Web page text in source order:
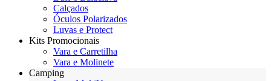
Calçados
Óculos Polarizados
Luvas e Protect
Kits Promocionais
Vara e Carretilha
Vara e Molinete
Camping